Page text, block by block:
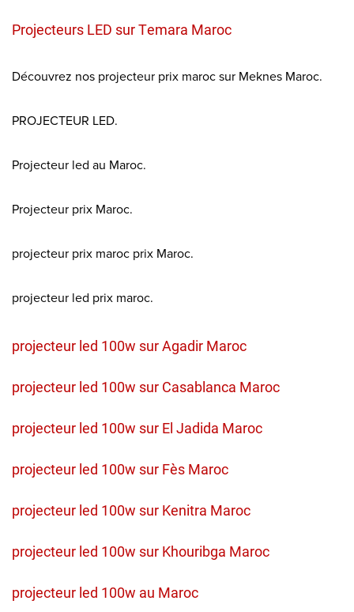
Projecteurs LED sur Temara Maroc
Découvrez nos projecteur prix maroc sur Meknes Maroc.
PROJECTEUR LED.
Projecteur led au Maroc.
Projecteur prix Maroc.
projecteur prix maroc prix Maroc.
projecteur led prix maroc.
projecteur led 100w sur Agadir Maroc
projecteur led 100w sur Casablanca Maroc
projecteur led 100w sur El Jadida Maroc
projecteur led 100w sur Fès Maroc
projecteur led 100w sur Kenitra Maroc
projecteur led 100w sur Khouribga Maroc
projecteur led 100w au Maroc